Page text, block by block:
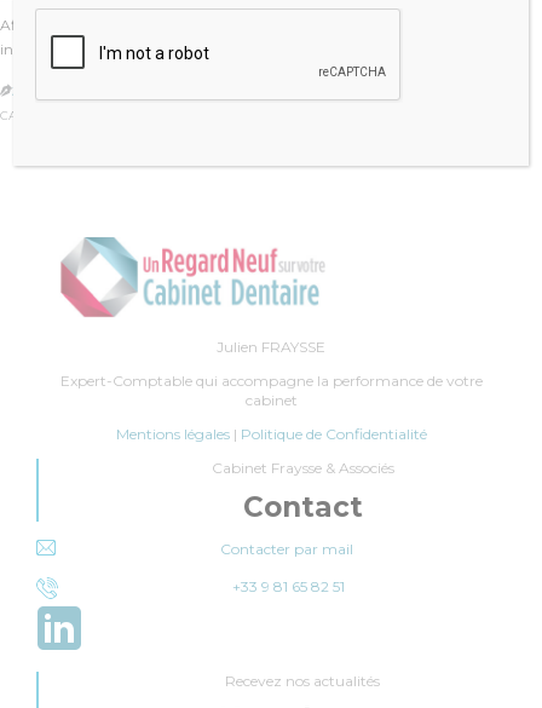
Afin d’encourager le développement des services à la personne, l’Etat a
instauré un certain nombre…
JULIEN FRAYSSE
CATÉGORIE :
Julien FRAYSSE
Expert-Comptable qui accompagne la performance de votre
cabinet
Mentions légales| Politique de Confidentialité
Cabinet Fraysse & Associés
Contact
Contacter par mail
+33 9 81 65 82 51
Recevez nos actualités